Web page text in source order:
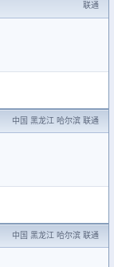
联通
中国 黑龙江 哈尔滨 联通
中国 黑龙江 哈尔滨 联通